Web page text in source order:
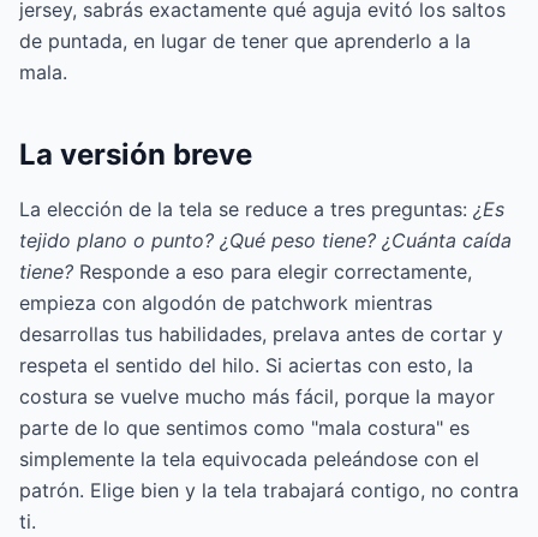
jersey, sabrás exactamente qué aguja evitó los saltos
de puntada, en lugar de tener que aprenderlo a la
mala.
La versión breve
La elección de la tela se reduce a tres preguntas: ¿Es
tejido plano o punto? ¿Qué peso tiene? ¿Cuánta caída
tiene? Responde a eso para elegir correctamente,
empieza con algodón de patchwork mientras
desarrollas tus habilidades, prelava antes de cortar y
respeta el sentido del hilo. Si aciertas con esto, la
costura se vuelve mucho más fácil, porque la mayor
parte de lo que sentimos como "mala costura" es
simplemente la tela equivocada peleándose con el
patrón. Elige bien y la tela trabajará contigo, no contra
ti.